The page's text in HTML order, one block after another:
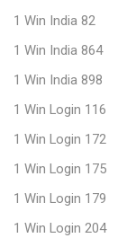
1 Win India 82
1 Win India 864
1 Win India 898
1 Win Login 116
1 Win Login 172
1 Win Login 175
1 Win Login 179
1 Win Login 204